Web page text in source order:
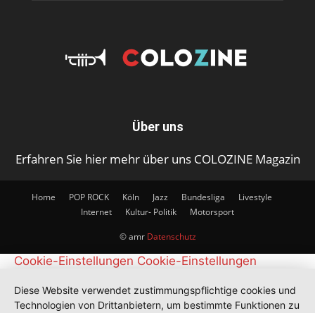
Über uns
Erfahren Sie hier mehr über uns COLOZINE Magazin
Home POP ROCK Köln Jazz Bundesliga
Livestyle
Internet
Kultur- Politik Motorsport
© amr Datenschutz
Cookie-Einstellungen Cookie-Einstellungen
Diese Website verwendet zustimmungspflichtige cookies und
Technologien von Drittanbietern, um bestimmte Funktionen zu